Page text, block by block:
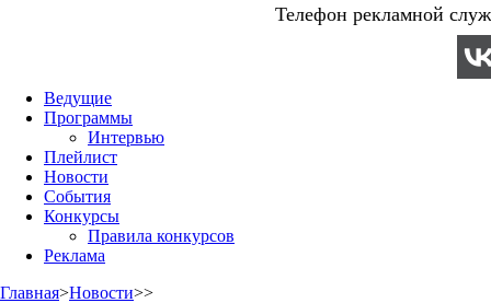
Телефон рекламной
Ведущие
Программы
Интервью
Плейлист
Новости
События
Конкурсы
Правила конкурсов
Реклама
Главная>Новости>>